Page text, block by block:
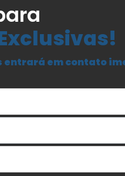
entrará em contato